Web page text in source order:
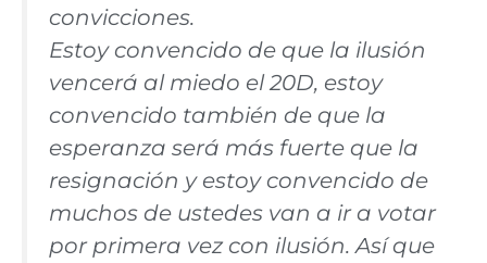
convicciones.
Estoy convencido de que la ilusión
vencerá al miedo el 20D, estoy
convencido también de que la
esperanza será más fuerte que la
resignación y estoy convencido de
muchos de ustedes van a ir a votar
por primera vez con ilusión. Así que